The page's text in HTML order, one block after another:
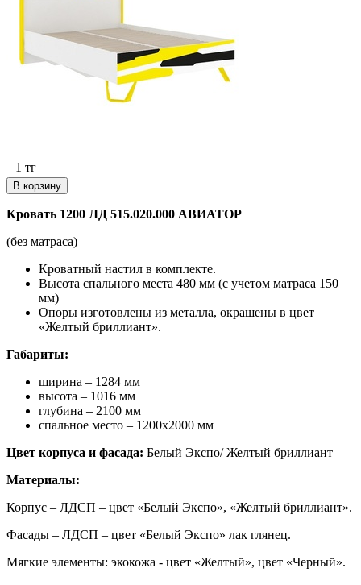
1 тг
В корзину
Кровать 1200 ЛД 515.020.000 АВИАТОР
(без матраса)
Кроватный настил в комплекте.
Высота спального места 480 мм (с учетом матраса 150
мм)
Опоры изготовлены из металла, окрашены в цвет
«Желтый бриллиант».
Габариты:
ширина – 1284 мм
высота – 1016 мм
глубина – 2100 мм
спальное место – 1200х2000 мм
Цвет корпуса и фасада: Белый Экспо/ Желтый бриллиант
Материалы:
Корпус – ЛДСП – цвет «Белый Экспо», «Желтый бриллиант».
Фасады – ЛДСП – цвет «Белый Экспо» лак глянец.
Мягкие элементы: экокожа - цвет «Желтый», цвет «Черный».